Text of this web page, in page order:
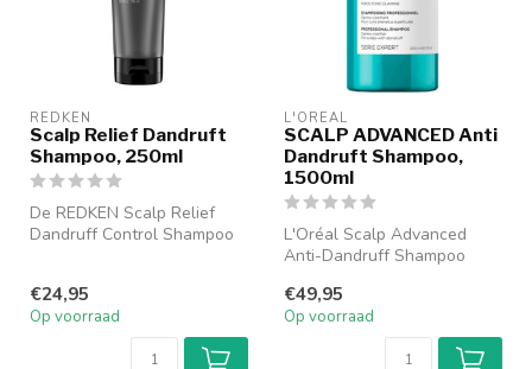
REDKEN
Scalp Relief Dandruft
Shampoo, 250ml
De REDKEN Scalp Relief
Dandruff Control Shampoo
€24,95
Op voorraad
L'ORÉAL
SCALP ADVANCED Anti
Dandruft Shampoo,
1500ml
L'Oréal Scalp Advanced
Anti-Dandruff Shampoo
oplossing tegen...
€49,95
Op voorraad